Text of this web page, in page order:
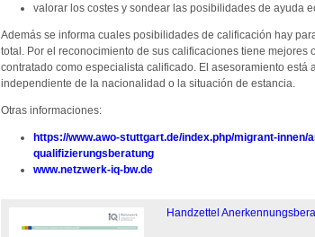
valorar los costes y sondear las posibilidades de ayuda
Además se informa cuales posibilidades de calificación hay
total. Por el reconocimiento de sus calificaciones tiene mejores
contratado como especialista calificado. El asesoramiento está
independiente de la nacionalidad o la situación de estancia.
Otras informaciones:
https://www.awo-stuttgart.de/index.php/migrant-innen/
qualifizierungsberatung
www.netzwerk-iq-bw.de
Handzettel